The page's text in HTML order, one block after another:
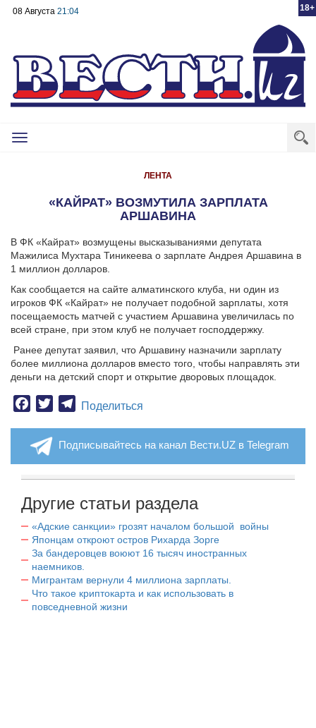
18+
08 Августа 21:04
Toggle
ЛЕНТА
«КАЙРАТ» ВОЗМУТИЛА ЗАРПЛАТА
АРШАВИНА
В ФК «Кайрат» возмущены высказываниями депутата
Мажилиса Мухтара Тиникеева о зарплате Андрея Аршавина в
1 миллион долларов.
Как сообщается на сайте алматинского клуба, ни один из
игроков ФК «Кайрат» не получает подобной зарплаты, хотя
посещаемость матчей с участием Аршавина увеличилась по
всей стране, при этом клуб не получает господдержку.
Ранее депутат заявил, что Аршавину назначили зарплату
более миллиона долларов вместо того, чтобы направлять эти
деньги на детский спорт и открытие дворовых площадок.
Facebook
TwitterTelegram
Поделиться
Подписывайтесь на канал Вести.UZ в Telegram
Другие статьи раздела
«Адские санкции» грозят началом большой войны
Японцам откроют остров Рихарда Зорге
За бандеровцев воюют 16 тысяч иностранных
наемников.
Мигрантам вернули 4 миллиона зарплаты.
Что такое криптокарта и как использовать в
повседневной жизни